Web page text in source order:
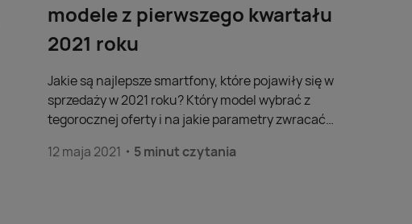
modele z pierwszego kwartału
2021 roku
Jakie są najlepsze smartfony, które pojawiły się w
sprzedaży w 2021 roku? Który model wybrać z
tegorocznej oferty i na jakie parametry zwracać
których każdy wybierze dla siebie idealny smartfon.
12 maja 2021 5 minut czytania